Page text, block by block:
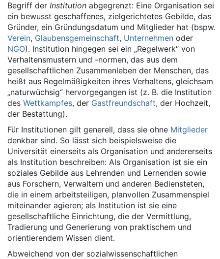
Begriff der Institution abgegrenzt: Eine Organisation sei
ein bewusst geschaffenes, zielgerichtetes Gebilde, das
Gründer, ein Gründungsdatum und Mitglieder hat (bspw.
Verein, Glaubensgemeinschaft, Unternehmen oder
NGO). Institution hingegen sei ein „Regelwerk“ von
Verhaltensmustern und -normen, das aus dem
gesellschaftlichen Zusammenleben der Menschen, das
heißt aus Regelmäßigkeiten ihres Verhaltens, gleichsam
„naturwüchsig“ hervorgegangen ist (z. B. die Institution
des Wettkampfes, der Gastfreundschaft, der Hochzeit,
der Bestattung).
Für Institutionen gilt generell, dass sie ohne Mitglieder
denkbar sind. So lässt sich beispielsweise die
Universität einerseits als Organisation und andererseits
als Institution beschreiben: Als Organisation ist sie ein
soziales Gebilde aus Lehrenden und Lernenden sowie
aus Forschern, Verwaltern und anderen Bediensteten,
die in einem arbeitsteiligen, planvollen Zusammenspiel
miteinander agieren; als Institution ist sie eine
gesellschaftliche Einrichtung, die der Vermittlung,
Tradierung und Generierung von praktischem und
orientierendem Wissen dient.
Abweichend von der sozialwissenschaftlichen